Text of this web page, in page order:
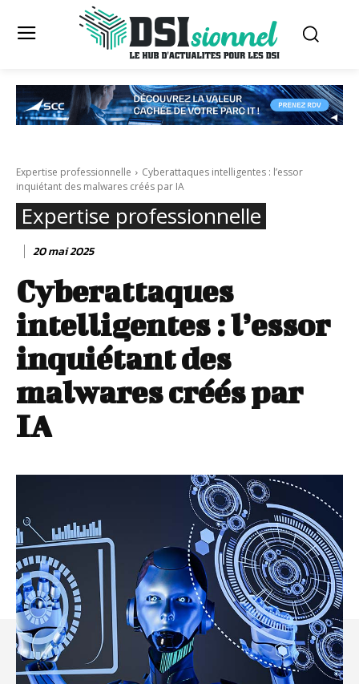
Expertise professionnelle
Cyberattaques intelligentes : l’essor
inquiétant des malwares créés par IA
Expertise professionnelle
20 mai 2025
Cyberattaques
intelligentes : l’essor
inquiétant des
malwares créés par
IA